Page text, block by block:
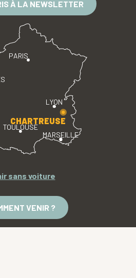
À LA NEWSLETTER
PARIS
LYON
TOULOUSE
MARSEILLE
CHARTREUSE
sans voiture
VENIR ?